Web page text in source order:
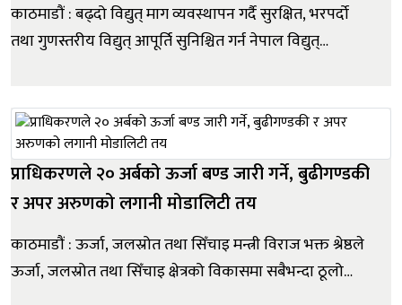
काठमाडौं : बढ्दो विद्युत् माग व्यवस्थापन गर्दै सुरक्षित, भरपर्दो
तथा गुणस्तरीय विद्युत् आपूर्ति सुनिश्चित गर्न नेपाल विद्युत्
ऊर्जा, जलस्रोत तथा सिँचाइमन्त्री विर...
प्राधिकरणले २० अर्बको ऊर्जा बण्ड जारी गर्ने, बुढीगण्डकी
र अपर अरुणको लगानी मोडालिटी तय
काठमाडौं : ऊर्जा, जलस्रोत तथा सिँचाइ मन्त्री विराज भक्त श्रेष्ठले
ऊर्जा, जलस्रोत तथा सिँचाइ क्षेत्रको विकासमा सबैभन्दा ठूलो